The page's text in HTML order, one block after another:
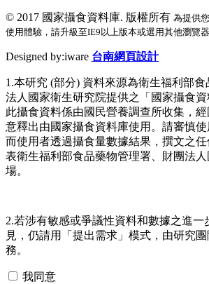
© 2017 國家攝食資料庫. 版權所有 為提供
使用體驗，請升級至IE9以上版本或選用其他瀏覽器
Designed by:iware 台南網頁設計
1.本研究 (部分) 資料來源為衛生福利部
法人國家衛生研究院提供之「國家攝食資
此攝食資料係由國民營養調查所收集，
意釋出由國家攝食資料庫使用。請審慎使
而使用者透過攝食量數據結果，撰文之
表衛生福利部食品藥物管理署、財團法
場。
2.若涉有敏感或爭議性資料和數據之進一
見，仍請用「提出需求」模式，由研究
務。
我同意